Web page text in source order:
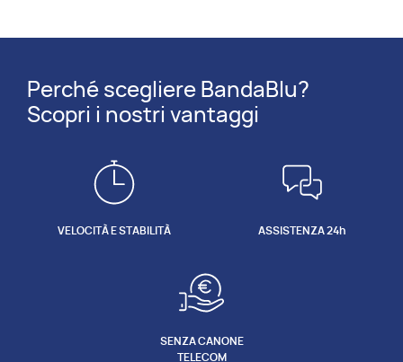
Perché scegliere BandaBlu?
Scopri i nostri vantaggi
VELOCITÀ E STABILITÀ ASSISTENZA 24h
SENZA CANONE
TELECOM